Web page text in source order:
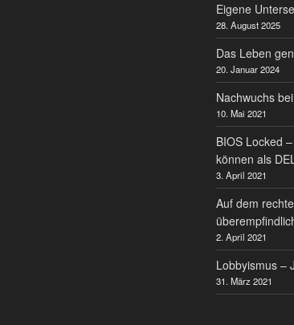
Eigene
28. August 2025
Das Leben
20. Januar 2024
Nachwuchs
10. Mai 2021
BIOS Locked
können als
3. April 2021
Auf dem
2. April 2021
Lobbyismus –
31. März 2021